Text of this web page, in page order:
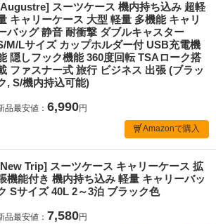
スーツケース 機内持ち込み 超軽
キャリーケース 大型 軽量 多機能 キャリ
バッグ 静音 耐衝撃 ダブルキャスター
M/Lサイズ カップホルダー付 USB充電機
隠しフック機能 360度回転 TSAローク搭
ファスナー式 旅行 ビジネス 出張 (ブラッ
, S/機内持込可能)
品最安値： 6,990円
Amazonで購入
Trip] スーツケース キャリーケース 拡
機能付き 機内持ち込み 軽量 キャリーバッ
Sサイズ 40L 2～3泊 ブラック色
品最安値： 7,580円